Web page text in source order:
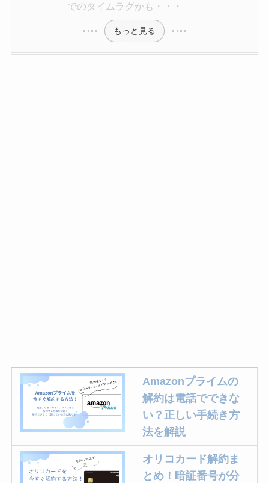
でのタイムラグかも・・・
もっと見る
Amazonプライムの
解約は電話でできな
い？正しい手続き方
法を解説
オリコカード解約ま
とめ！暗証番号が分